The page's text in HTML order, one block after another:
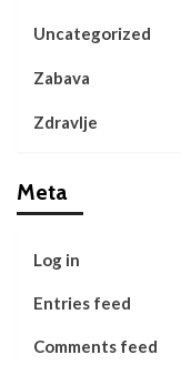
Uncategorized
Zabava
Zdravlje
Meta
Log in
Entries feed
Comments feed